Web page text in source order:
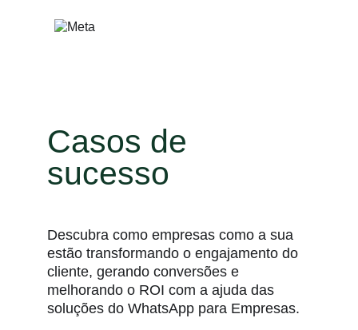
Casos de
sucesso
Descubra como empresas como a sua
estão transformando o engajamento do
cliente, gerando conversões e
melhorando o ROI com a ajuda das
soluções do WhatsApp para Empresas.